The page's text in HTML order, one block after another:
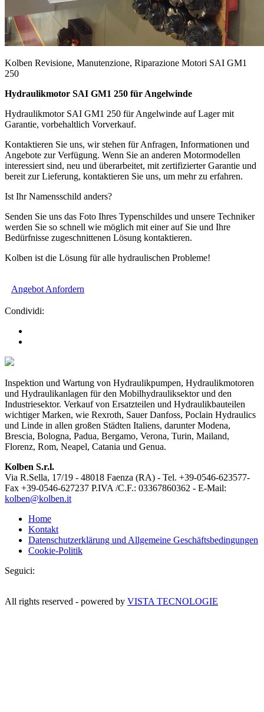
Kolben Revisione, Manutenzione, Riparazione Motori SAI GM1
250
Hydraulikmotor SAI GM1 250 für Angelwinde
Hydraulikmotor SAI GM1 250 für Angelwinde auf Lager mit
Garantie, vorbehaltlich Vorverkauf.
Kontaktieren Sie uns, wir stehen für Anfragen, Informationen und
Angebote zur Verfügung. Wenn Sie an anderen Motormodellen
interessiert sind, neu und überarbeitet, mit zertifizierter Garantie und
bereit zur Lieferung, kontaktieren Sie uns, um mehr zu erfahren.
Ist Ihr Namensschild anders?
Senden Sie uns das Foto Ihres Typenschildes und unsere Techniker
werden Sie so schnell wie möglich mit einer auf Sie und Ihre
Bedürfnisse zugeschnittenen Lösung kontaktieren.
Kolben ist die Lösung für alle hydraulischen Probleme!
Angebot Anfordern
Condividi:
Inspektion und Wartung von Hydraulikpumpen, Hydraulikmotoren
und Hydraulikanlagen für den Mobilhydrauliksektor und den
Industriesektor. Verkauf von Ersatzteilen und Hydraulikbauteilen
wichtiger Marken, wie Rexroth, Sauer Danfoss, Poclain Hydraulics
und Linde in allen großen Städten Italiens, darunter Modena,
Brescia, Bologna, Padua, Bergamo, Verona, Turin, Mailand,
Florenz, Rom, Neapel, Catania und Genua.
Kolben S.r.l.
Via R.Sella, 17/19 - 48018 Faenza (RA) - Tel. +39-0546-623577-
Fax +39-0546-627237 P.IVA /C.F.: 03367860362 - E-Mail:
kolben@kolben.it
Home
Kontakt
Datenschutzerklärung und Allgemeine Geschäftsbedingungen
Cookie-Politik
Seguici:
All rights reserved - powered by VISTA TECNOLOGIE